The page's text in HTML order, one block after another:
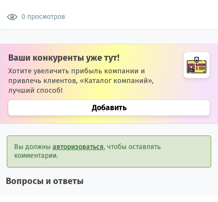
0 просмотров
Ваши конкуренты уже тут!
Хотите увеличить прибыль компании и
привлечь клиентов, «Каталог компаний»,
лучший способ!
Добавить
Вы должны авторизоваться, чтобы оставлять
комментарии.
Вопросы и ответы